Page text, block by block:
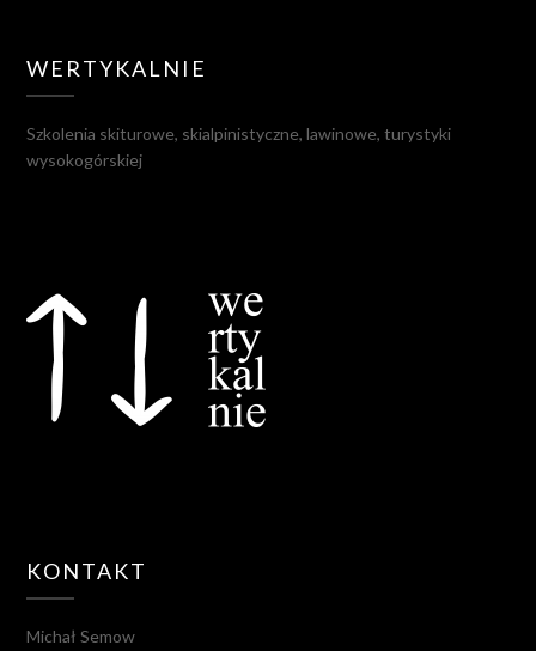
WERTYKALNIE
Szkolenia skiturowe, skialpinistyczne, lawinowe, turystyki
wysokogórskiej
KONTAKT
Michał Semow